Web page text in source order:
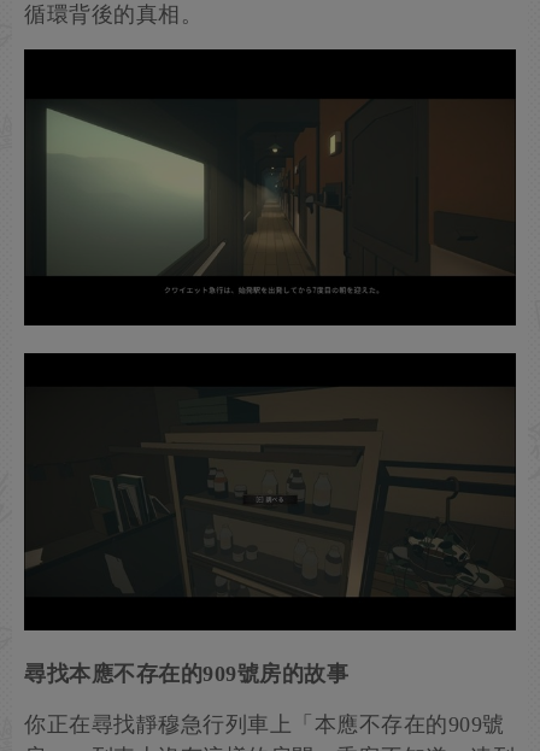
循環背後的真相。
尋找本應不存在的909號房的故事
你正在尋找靜穆急行列車上「本應不存在的909號